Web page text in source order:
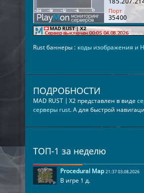
Rust баннеры : коды изображения и
ПОДРОБНОСТИ
MAD RUST | X2 представлен в виде
серверы rust. А для быстрой
ТОП-1 за неделю
Procedural Map 21:37 03.08.2026
В игре 1 д.